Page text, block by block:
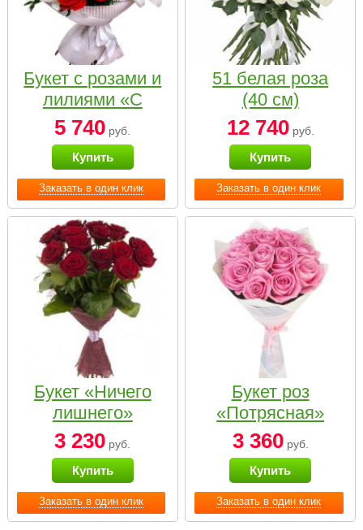
Заказать в один клик
Букет с розами и
лилиями «С
наилучшими
пожеланиями»
5 740 руб.
Купить
Заказать в один клик
51 белая роза
(40 см)
12 740руб.
Купить
Заказать в один клик
Букет «Ничего
лишнего»
3 230 руб.
Купить
Заказать в один клик
Букет роз
«Потрясная»
3 360руб.
Купить